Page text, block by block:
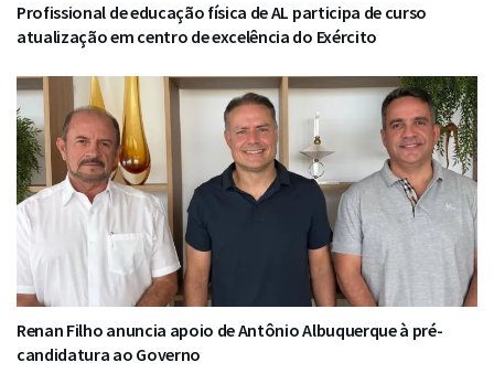
Profissional de educação física de AL participa de curso
atualização em centro de excelência do Exército
Renan Filho anuncia apoio de Antônio Albuquerque à pré-
candidatura ao Governo